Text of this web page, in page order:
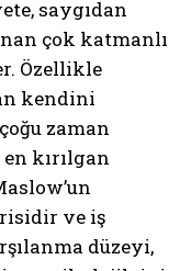
saygıdan
çok katmanlı
Özellikle
kendini
zaman
kırılgan
ve iş
düzeyi,